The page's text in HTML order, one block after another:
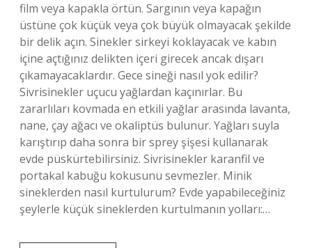
film veya kapakla örtün. Sargının veya kapağın
üstüne çok küçük veya çok büyük olmayacak şekilde
bir delik açın. Sinekler sirkeyi koklayacak ve kabın
içine açtığınız delikten içeri girecek ancak dışarı
çıkamayacaklardır. Gece sineği nasıl yok edilir?
Sivrisinekler uçucu yağlardan kaçınırlar. Bu
zararlıları kovmada en etkili yağlar arasında lavanta,
nane, çay ağacı ve okaliptüs bulunur. Yağları suyla
karıştırıp daha sonra bir sprey şişesi kullanarak
evde püskürtebilirsiniz. Sivrisinekler karanfil ve
portakal kabuğu kokusunu sevmezler. Minik
sineklerden nasıl kurtulurum? Evde yapabileceğiniz
şeylerle küçük sineklerden kurtulmanın yolları:…